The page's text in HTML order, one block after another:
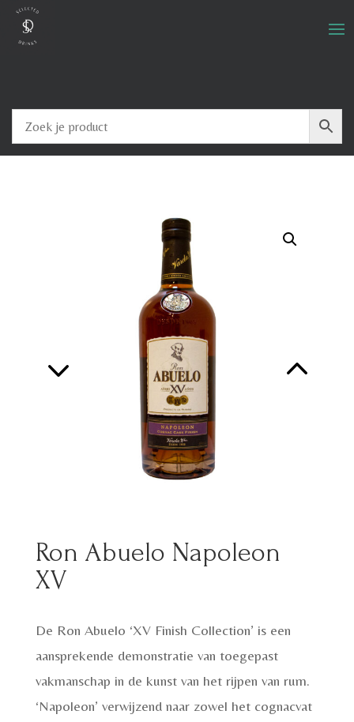
Ron Abuelo Napoleon
XV
De Ron Abuelo ‘XV Finish Collection’ is een
aansprekende demonstratie van toegepast
vakmanschap in de kunst van het rijpen van rum.
‘Napoleon’ verwijzend naar zowel het cognacvat